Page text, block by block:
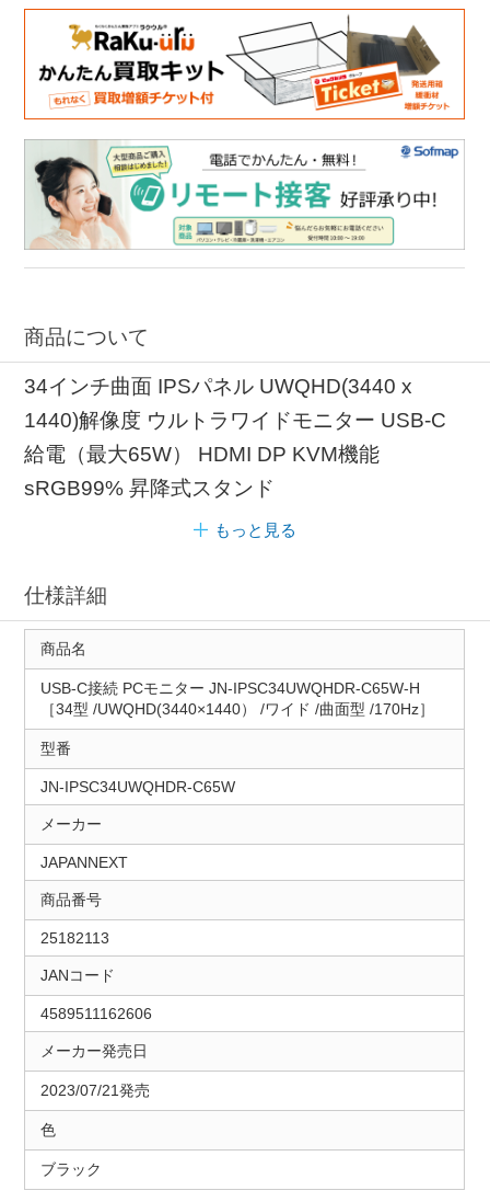
商品について
34インチ曲面 IPSパネル UWQHD(3440 x
1440)解像度 ウルトラワイドモニター USB-C
給電（最大65W） HDMI DP KVM機能
sRGB99% 昇降式スタンド
もっと見る
仕様詳細
商品名
USB-C接続 PCモニター JN-IPSC34UWQHDR-C65W-H
［34型 /UWQHD(3440×1440） /ワイド /曲面型 /170Hz］
型番
JN-IPSC34UWQHDR-C65W
メーカー
JAPANNEXT
商品番号
25182113
JANコード
4589511162606
メーカー発売日
2023/07/21発売
色
ブラック